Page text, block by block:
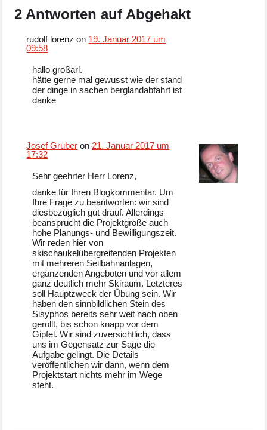
2 Antworten auf Abgehakt
rudolf lorenz on 19. Januar 2017 um
09:58
hallo großarl.
hätte gerne mal gewusst wie der stand
der dinge in sachen berglandabfahrt ist
danke
Josef Gruber on 21. Januar 2017 um
17:32
Sehr geehrter Herr Lorenz,
danke für Ihren Blogkommentar. Um
Ihre Frage zu beantworten: wir sind
diesbezüglich gut drauf. Allerdings
beansprucht die Projektgröße auch
hohe Planungs- und Bewilligungszeit.
Wir reden hier von
skischaukelübergreifenden Projekten
mit mehreren Seilbahnanlagen,
ergänzenden Angeboten und vor allem
ganz deutlich mehr Skiraum. Letzteres
soll Hauptzweck der Übung sein. Wir
haben den sinnbildlichen Stein des
Sisyphos bereits sehr weit nach oben
gerollt, bis schon knapp vor dem
Gipfel. Wir sind zuversichtlich, dass
uns im Gegensatz zur Sage die
Aufgabe gelingt. Die Details
veröffentlichen wir dann, wenn dem
Projektstart nichts mehr im Wege
steht.